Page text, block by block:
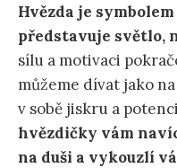
Hvězda je
představuje světlo,
sílu a motivaci
můžeme dívat jako
v sobě jiskru a
hvězdičky vám
na duši a vykouzlí